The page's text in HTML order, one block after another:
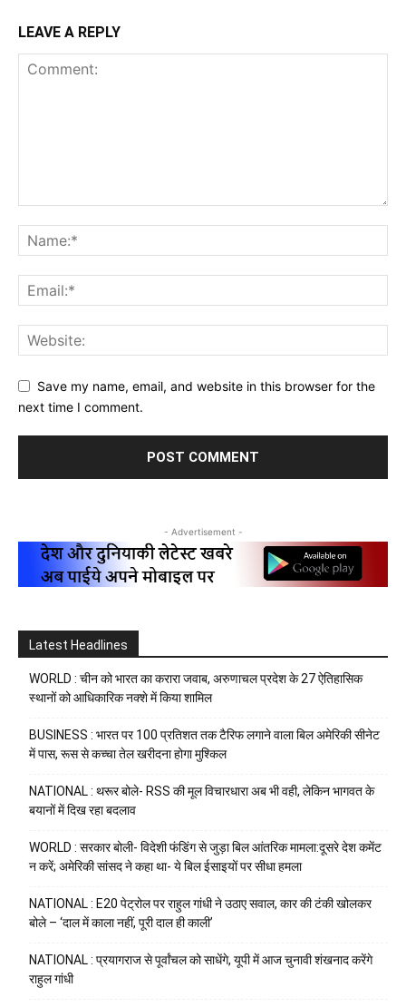
LEAVE A REPLY
Save my name, email, and website in this browser for the
next time I comment.
- Advertisement -
Latest Headlines
WORLD : चीन को भारत का करारा जवाब, अरुणाचल प्रदेश के 27 ऐतिहासिक
स्थानों को आधिकारिक नक्शे में किया शामिल
BUSINESS : भारत पर 100 प्रतिशत तक टैरिफ लगाने वाला बिल अमेरिकी सीनेट
में पास, रूस से कच्चा तेल खरीदना होगा मुश्किल
NATIONAL : थरूर बोले- RSS की मूल विचारधारा अब भी वही, लेकिन भागवत के
बयानों में दिख रहा बदलाव
WORLD : सरकार बोली- विदेशी फंडिंग से जुड़ा बिल आंतरिक मामला:दूसरे देश कमेंट
न करें; अमेरिकी सांसद ने कहा था- ये बिल ईसाइयों पर सीधा हमला
NATIONAL : E20 पेट्रोल पर राहुल गांधी ने उठाए सवाल, कार की टंकी खोलकर
बोले – ‘दाल में काला नहीं, पूरी दाल ही काली’
NATIONAL : प्रयागराज से पूर्वांचल को साधेंगे, यूपी में आज चुनावी शंखनाद करेंगे
राहुल गांधी